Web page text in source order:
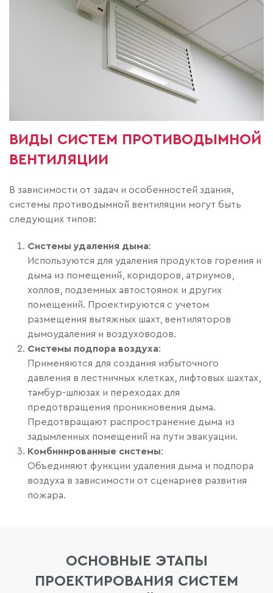
ВИДЫ СИСТЕМ ПРОТИВОДЫМНОЙ
ВЕНТИЛЯЦИИ
В зависимости от задач и особенностей здания,
системы противодымной вентиляции могут быть
следующих типов:
Системы удаления дыма:
Используются для удаления продуктов горения и
дыма из помещений, коридоров, атриумов,
холлов, подземных автостоянок и других
помещений. Проектируются с учетом
размещения вытяжных шахт, вентиляторов
дымоудаления и воздуховодов.
Системы подпора воздуха:
Применяются для создания избыточного
давления в лестничных клетках, лифтовых шахтах,
тамбур-шлюзах и переходах для
предотвращения проникновения дыма.
Предотвращают распространение дыма из
задымленных помещений на пути эвакуации.
Комбинированные системы:
Объединяют функции удаления дыма и подпора
воздуха в зависимости от сценариев развития
пожара.
ОСНОВНЫЕ ЭТАПЫ
ПРОЕКТИРОВАНИЯ СИСТЕМ